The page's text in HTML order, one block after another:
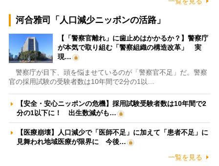
河合雅司「人口減少ニッポンの活路」
【「警察官離れ」に歯止めはかかるか？】警察庁
が本気で取り組む「警察組織の構造改革」 実
現…
警察庁が目下、頭を悩ませているのが「警察官不足」だ。警察
官の採用試験の受験者数は10年間で2分の1以…
【安全・安心ニッポンの危機】採用試験受験者数は10年間で2
分の1以下に！ 出生数減がも…
【医療崩壊】人口減少で「医師不足」に加えて「患者不足」に
見舞われ地域医療が限界に 今後…
一覧を見る